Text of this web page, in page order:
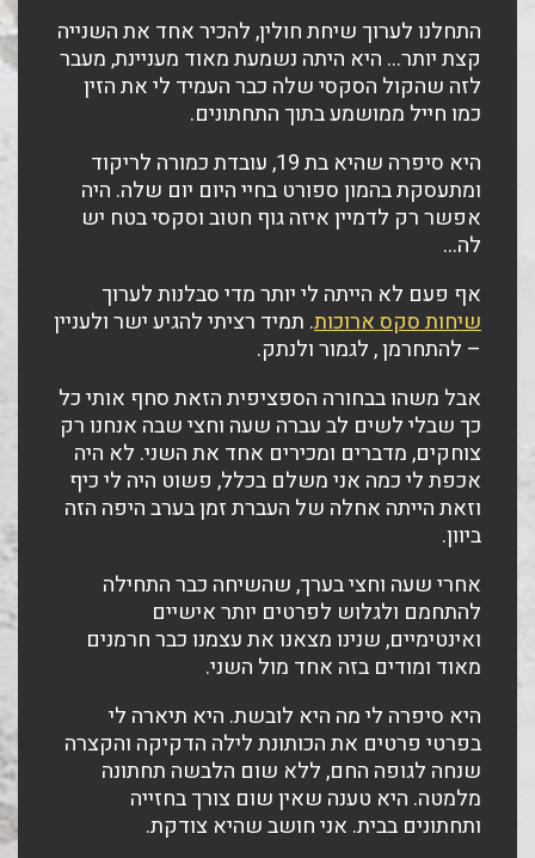
התחלנו לערוך שיחת חולין, להכיר אחד את השנייה
קצת יותר… היא היתה נשמעת מאוד מעניינת, מעבר
לזה שהקול הסקסי שלה כבר העמיד לי את הזין
כמו חייל ממושמע בתוך התחתונים.
היא סיפרה שהיא בת 19, עובדת כמורה לריקוד
ומתעסקת בהמון ספורט בחיי היום יום שלה. היה
אפשר רק לדמיין איזה גוף חטוב וסקסי בטח יש
לה…
אף פעם לא הייתה לי יותר מדי סבלנות לערוך
שיחות סקס ארוכות. תמיד רציתי להגיע ישר ולעניין
– להתחרמן , לגמור ולנתק.
אבל משהו בבחורה הספציפית הזאת סחף אותי כל
כך שבלי לשים לב עברה שעה וחצי שבה אנחנו רק
צוחקים, מדברים ומכירים אחד את השני. לא היה
אכפת לי כמה אני משלם בכלל, פשוט היה לי כיף
וזאת הייתה אחלה של העברת זמן בערב היפה הזה
ביוון.
אחרי שעה וחצי בערך, שהשיחה כבר התחילה
להתחמם ולגלוש לפרטים יותר אישיים
ואינטימיים, שנינו מצאנו את עצמנו כבר חרמנים
מאוד ומודים בזה אחד מול השני.
היא סיפרה לי מה היא לובשת. היא תיארה לי
בפרטי פרטים את הכותונת לילה הדקיקה והקצרה
שנחה לגופה החם, ללא שום הלבשה תחתונה
מלמטה. היא טענה שאין שום צורך בחזייה
ותחתונים בבית. אני חושב שהיא צודקת.